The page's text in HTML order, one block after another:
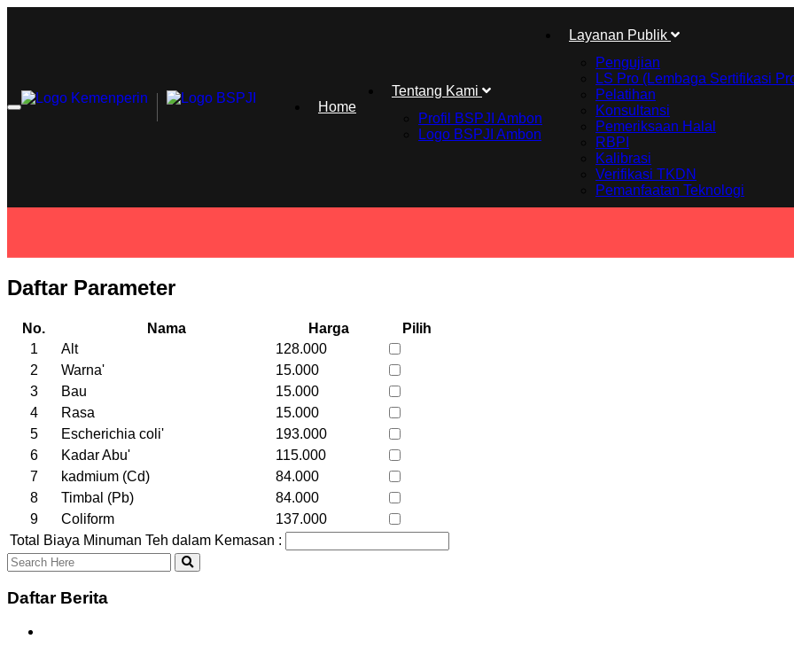
Toggle
Home
Tentang Kami
Profil BSPJI Ambon
Logo BSPJI Ambon
Layanan Publik
Pengujian
LS Pro (Lembaga Sertifikasi
Pelatihan
Konsultansi
Pemeriksaan Halal
RBPI
Kalibrasi
Verifikasi TKDN
Pemanfaatan Teknologi
Daftar Parameter
No. Nama Harga
Pilih
1
Alt
128.000
2
Warna'
15.000
3
Bau
15.000
4
Rasa
15.000
5
Escherichia coli'
193.000
6
Kadar Abu'
115.000
7
kadmium (Cd)
84.000
8
Timbal (Pb)
84.000
9
Coliform
137.000
Total Biaya Minuman Teh dalam Kemasan :
Daftar Berita